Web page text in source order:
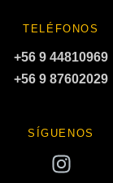
TELÉFONOS
+56 9 44810969
+56 9 87602029
SÍGUENOS